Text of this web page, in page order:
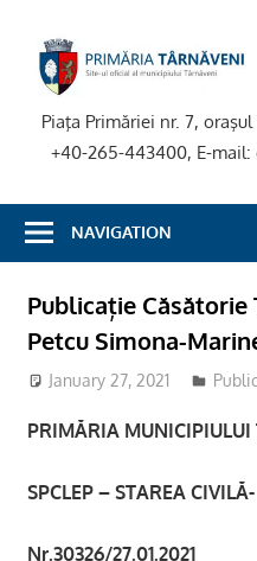
content
Piaţa Primăriei nr. 7,
+40-265-443400, E-
NAVIGATION
Publicație Căsătorie
Petcu Simona-
January 27, 2021 stciv
PRIMĂRIA MUNICIPIULUI
SPCLEP – STAREA CIVILĂ-
Nr.30326/27.01.2021